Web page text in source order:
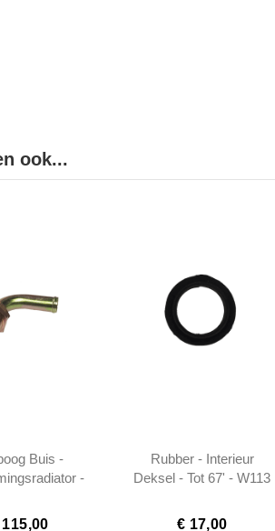
ook...
Buis -
-
Rubber - Interieur
Deksel - Tot 67' - W113
€ 17,00